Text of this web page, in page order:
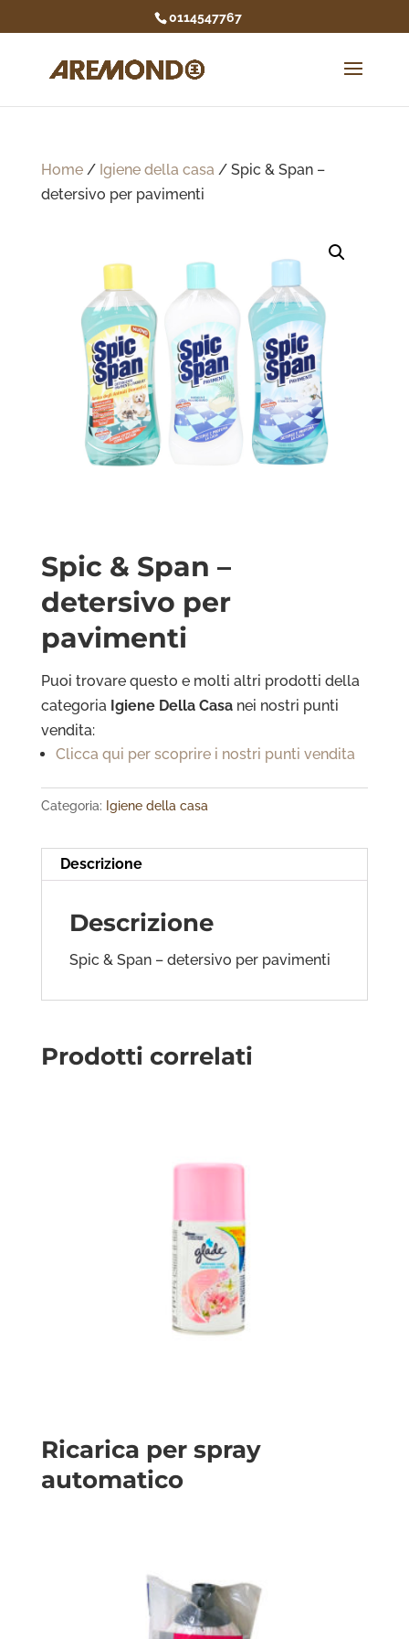
0114547767
Home/ Igiene della casa/ Spic & Span –
detersivo per pavimenti
Spic & Span –
detersivo per
pavimenti
Puoi trovare questo e molti altri prodotti della
categoria Igiene Della Casa nei nostri punti
vendita:
Clicca qui per scoprire i nostri punti vendita
Categoria: Igiene della casa
Descrizione
Descrizione
Spic & Span – detersivo per pavimenti
Prodotti correlati
Ricarica per spray
automatico